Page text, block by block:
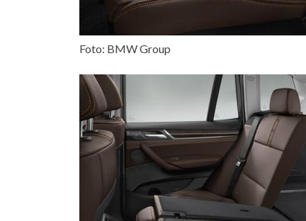
Foto: BMW Group